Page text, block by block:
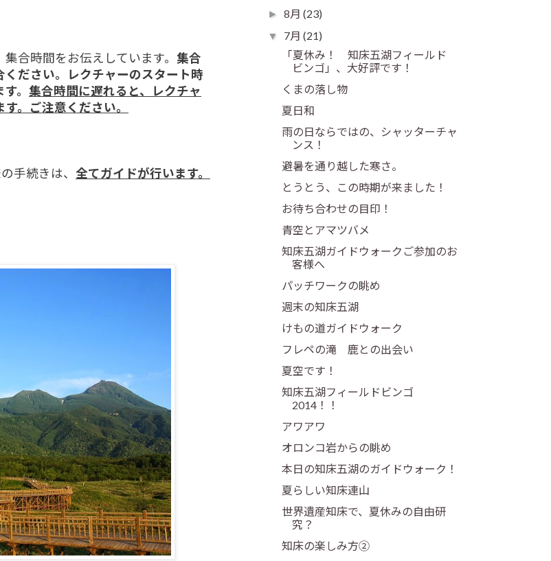
合時間をお伝えしています。 集合
ださい。
レクチャーのスタート時
。 集合時間に遅れると、レクチャ
。 ご注意ください。
手続きは、 全てガイドが行います。
►8月(23)
▼ 7月(21)
「夏休み！ 知床五湖フィールド
ビンゴ」、大好評です！
くまの落し物
夏日和
雨の日ならではの、シャッターチャ
ンス！
避暑を通り越した寒さ。
とうとう、この時期が来ました！
お待ち合わせの目印！
青空とアマツバメ
知床五湖ガイドウォークご参加のお
客様へ
パッチワークの眺め
週末の知床五湖
けもの道ガイドウォーク
フレペの滝 鹿との出会い
夏空です！
知床五湖フィールドビンゴ
2014！！
アワアワ
オロンコ岩からの眺め
本日の知床五湖のガイドウォーク！
夏らしい知床連山
世界遺産知床で、夏休みの自由研
究？
知床の楽しみ方②